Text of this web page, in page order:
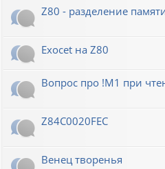
Z80 - разделение
Exocet на Z80
Вопрос про !M1 при
Z84C0020FEC
Венец творенья